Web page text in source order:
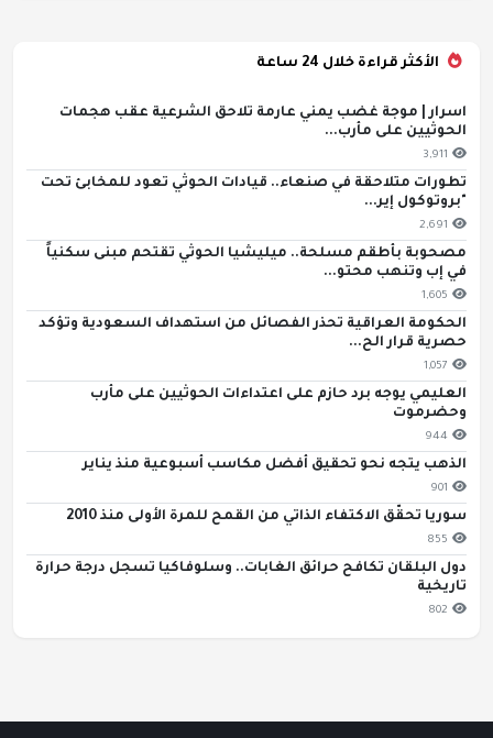
الأكثر قراءة خلال 24 ساعة
اسرار | موجة غضب يمني عارمة تلاحق الشرعية عقب هجمات
الحوثيين على مأرب...
3,911
تطورات متلاحقة في صنعاء.. قيادات الحوثي تعود للمخابئ تحت
"بروتوكول إير...
2,691
مصحوبة بأطقم مسلحة.. ميليشيا الحوثي تقتحم مبنى سكنياً
في إب وتنهب محتو...
1,605
الحكومة العراقية تحذر الفصائل من استهداف السعودية وتؤكد
حصرية قرار الح...
1,057
العليمي يوجه برد حازم على اعتداءات الحوثيين على مأرب
وحضرموت
944
الذهب يتجه نحو تحقيق أفضل مكاسب أسبوعية منذ يناير
901
سوريا تحقّق الاكتفاء الذاتي من القمح للمرة الأولى منذ 2010
855
دول البلقان تكافح حرائق الغابات.. وسلوفاكيا تسجل درجة حرارة
تاريخية
802